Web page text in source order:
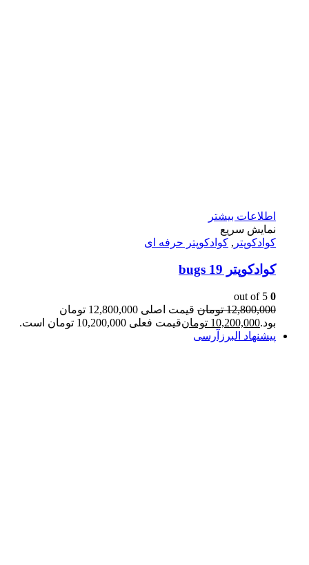
اطلاعات بیشتر
نمایش سریع
کوادکوپتر , کوادکوپتر حرفه ای
کوادکوپتر bugs 19
0
12,800,000 تومان
قیمت اصلی 12,800,000 تومان
بود.10,200,000 تومانقیمت فعلی 10,200,000 تومان است.
پیشنهاد البرزآرسی